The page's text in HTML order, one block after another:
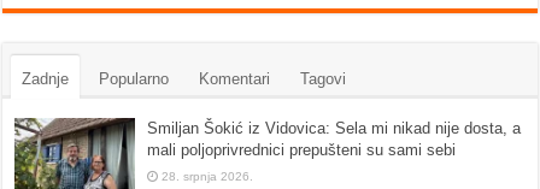
Zadnje Popularno Komentari Tagovi
Smiljan Šokić iz Vidovica: Sela mi nikad nije dosta, a
mali poljoprivrednici prepušteni su sami sebi
28. srpnja 2026.